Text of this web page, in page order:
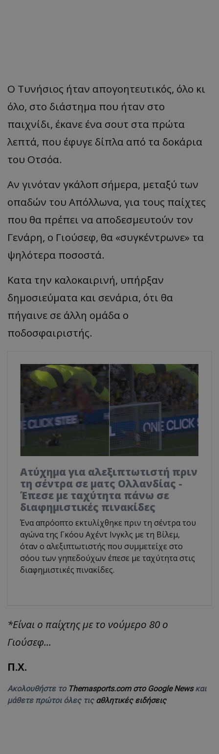
Ο Τυνήσιος ήταν απογοητευτικός, όλο κι
όλο, στο διάστημα που ήταν στο
παιχνίδι, έκανε ένα σουτ στα πρώτα
λεπτά, που έφυγε δίπλα από τα δοκάρια
του Οτσόα.
Αν γινόταν γκάλοπ σήμερα, μεταξύ των
οπαδών του Απόλλωνα, για τους παίχτες
που θα πρέπει να αποδεσμευτούν τον
Γενάρη, ο Γιούσεφ, θα «συγκέντρωνε» τα
ψηλότερα ποσοστά.
Κατα την καλοκαιρινή, υπήρξαν
δημοσιεύματα και σενάρια, ότι θα
πήγαινε σε άλλη ομάδα ο
ποδοσφαιριστής.
Ατύχημα για αλεξιπτωτιστή πριν
τη σέντρα σε ματς Ολλανδίας -
Έπεσε με ταχύτητα πάνω σε
διαφημιστικές πινακίδες
Ένα απρόοπτο εκτυλίχθηκε πριν τη σέντρα του
αγώνα της Γκόου Αχέντ Ινγκλς με τη Βίλεμ,
όταν ο αλεξιπτωτιστής που συμμετείχε στο
σόου των γηπεδούχων έπεσε με ταχύτητα στις
διαφημιστικές πινακίδες.
*Είναι ο παίχτης με το νούμερο 80 ο
Γιούσεφ...
Π.Χ.
Ακολουθήστε το Themasports.com στο Google Newsκαι
μάθετε πρώτοι όλες τις αθλητικές ειδήσεις